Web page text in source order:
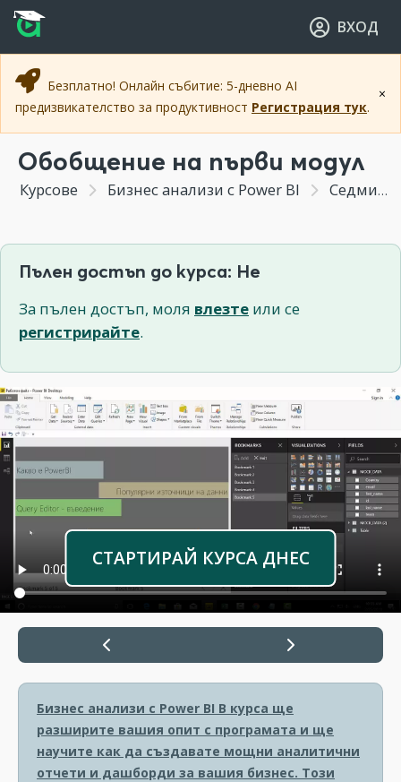
Прескочи към основното съдържание
Прескочи към навигацията
ВХОД
×
Безплатно! Онлайн събитие: 5-дневно AI
предизвикателство за продуктивност Регистрация тук.
Обобщение на първи модул
Курсове Бизнес анализи с Power BI Седмица 1 - Въведение в Power BI
Пълен достъп до курса: Не
За пълен достъп, моля влезте или се
регистрирайте.
СТАРТИРАЙ КУРСА ДНЕС
Бизнес анализи с Power BI В курса ще
разширите вашия опит с програмата и ще
научите как да създавате мощни аналитични
отчети и дашборди за вашия бизнес. Този